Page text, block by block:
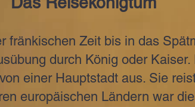
fränkischen Zeit bis in das
durch König oder
einer Hauptstadt aus. Sie
europäischen Ländern war